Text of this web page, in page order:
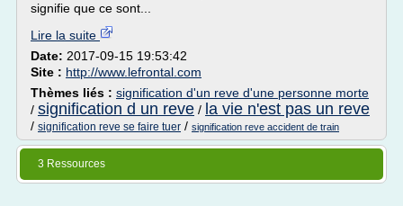
signifie que ce sont...
Lire la suite
Date: 2017-09-15 19:53:42
Site : http://www.lefrontal.com
Thèmes liés : signification d'un reve d'une personne morte
/ signification d un reve / la vie n'est pas un reve
/ signification reve se faire tuer / signification reve accident de train
3 Ressources